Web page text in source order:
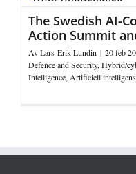
The Swedish AI-
Action Summit
AvLars-Erik Lundin | 20 feb
Defence and Security,Hybrid/
Intelligence,Artificiell intelligens